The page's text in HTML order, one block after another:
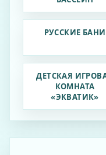
РУССКИЕ БАНИ
ДЕТСКАЯ
КОМНАТА
«ЭКВАТИК»